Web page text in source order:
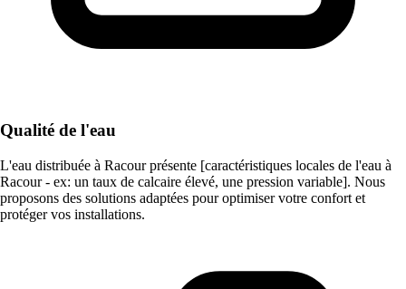
Qualité de l'eau
L'eau distribuée à Racour présente [caractéristiques locales de l'eau à
Racour - ex: un taux de calcaire élevé, une pression variable]. Nous
proposons des solutions adaptées pour optimiser votre confort et
protéger vos installations.